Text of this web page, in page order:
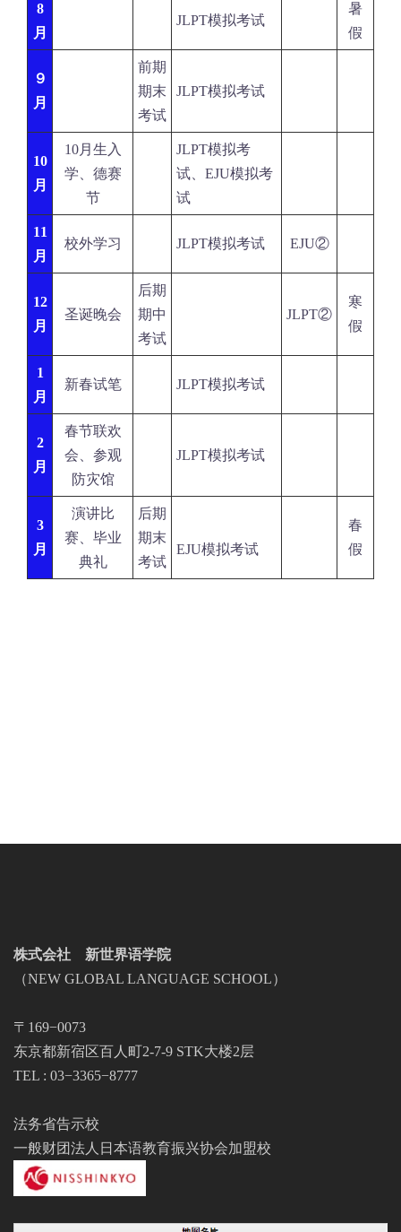
8
月
JLPT模拟考试
暑
假
９
月
前期
期末
考试
JLPT模拟考试
10
月
10月生入
学、德赛
节
JLPT模拟考
试、EJU模拟考
试
11
月
校外学习 JLPT模拟考试 EJU②
12
月
圣诞晚会
后期
期中
考试
JLPT②
寒
假
1
月
新春试笔 JLPT模拟考试
2
月
春节联欢
会、参观
防灾馆
JLPT模拟考试
3
月
演讲比
赛、毕业
典礼
后期
期末
考试
EJU模拟考试
春
假
株式会社 新世界语学院
（NEW GLOBAL LANGUAGE SCHOOL）
〒169−0073
东京都新宿区百人町2-7-9 STK大楼2层
TEL : 03−3365−8777
法务省告示校
一般财团法人日本语教育振兴协会加盟校